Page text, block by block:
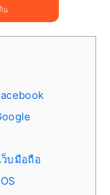
น
ว็บมือถือ